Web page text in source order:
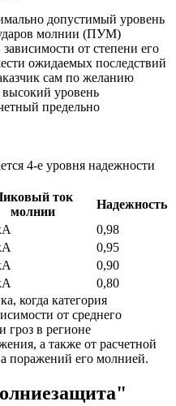
допустимый уровень
молнии (ПУМ)
от степени его
ожидаемых последствий
сам по желанию
высокий уровень
предельно
4-е уровня надежности
ток
молнии
Надежность
0,98
0,95
0,90
0,80
когда категория
от среднего
гроз в регионе
а также от расчетной
поражений его молнией.